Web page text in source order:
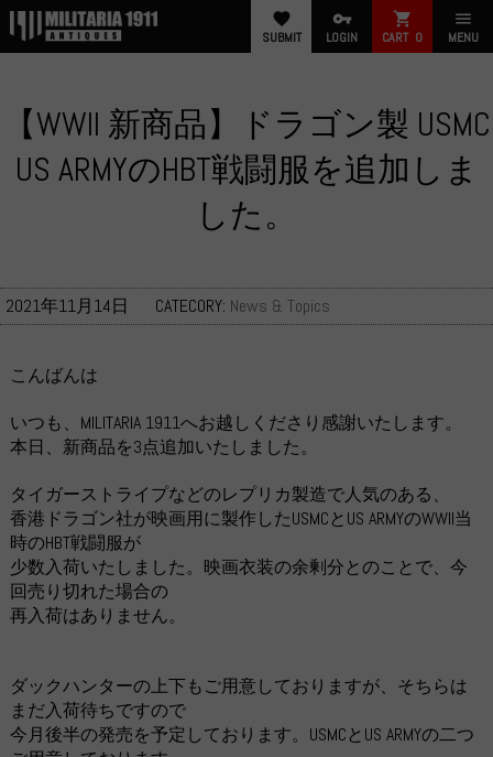
favorite
SUBMIT
vpn_key
LOGIN
shopping_cart
CART 0
menu
MENU
【WWII 新商品】ドラゴン製 USMC
US ARMYのHBT戦闘服を追加しま
した。
2021年11月14日 CATECORY: News & Topics
こんばんは
いつも、MILITARIA 1911へお越しくださり感謝いたします。
本日、新商品を3点追加いたしました。
タイガーストライプなどのレプリカ製造で人気のある、
香港ドラゴン社が映画用に製作したUSMCとUS ARMYのWWII当
時のHBT戦闘服が
少数入荷いたしました。映画衣装の余剰分とのことで、今
回売り切れた場合の
再入荷はありません。
ダックハンターの上下もご用意しておりますが、そちらは
まだ入荷待ちですので
今月後半の発売を予定しております。USMCとUS ARMYの二つ